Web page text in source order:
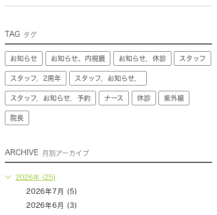
TAG タグ
お知らせ お知らせ、内視鏡 お知らせ，休診 スタッフ
スタッフ，2周年 スタッフ，お知らせ，
スタッフ，お知らせ，予約 ナース 休診 紫外線
院長
ARCHIVE 月別アーカイブ
2026年 (25)
2026年7月 (5)
2026年6月 (3)